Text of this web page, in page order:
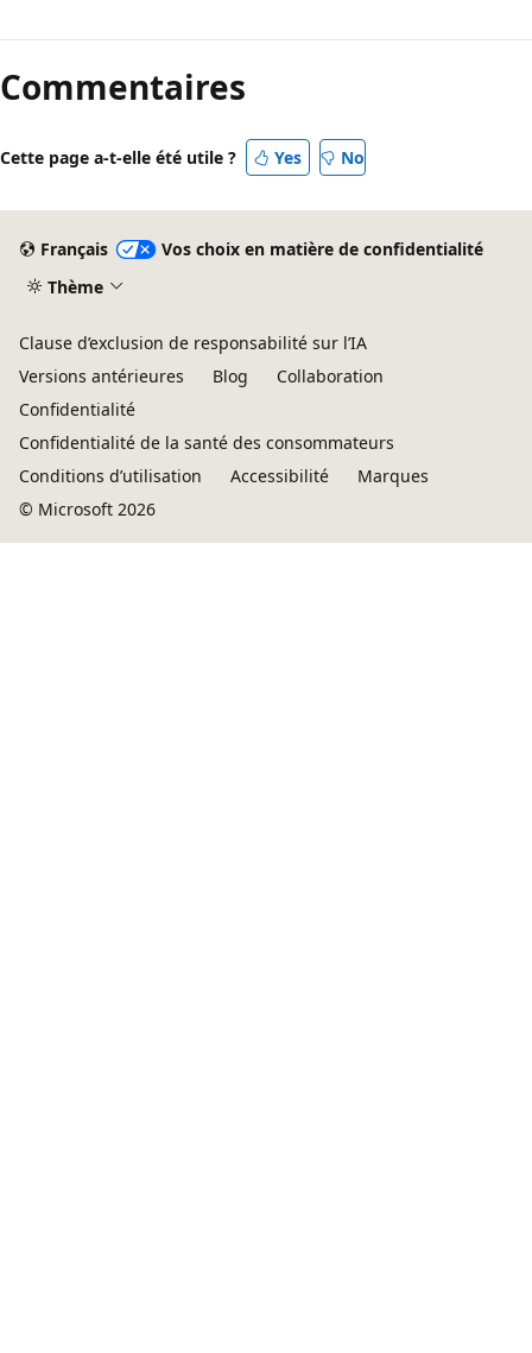
Commentaires
Cette page a-t-elle été utile ? Yes No
Français
Vos choix en matière de confidentialité
Thème
Clause d’exclusion de responsabilité sur l’IA
Versions antérieures
Blog
Collaboration
Confidentialité
Confidentialité de la santé des consommateurs
Conditions d’utilisation
Accessibilité
Marques
© Microsoft 2026